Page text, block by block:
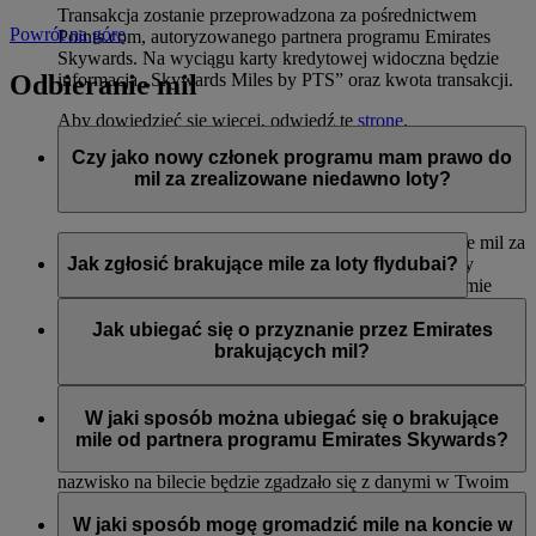
Transakcja zostanie przeprowadzona za pośrednictwem
Points.com, autoryzowanego partnera programu Emirates
Skywards. Na wyciągu karty kredytowej widoczna będzie
informacja „Skywards Miles by PTS” oraz kwota transakcji.
Aby dowiedzieć się więcej, odwiedź tę stronę.
Powrót na górę
Odbieranie mil
Czy jako nowy członek programu mam prawo do
mil za zrealizowane niedawno loty?
Tak, nowi członkowie mogą wnioskować o przyznanie mil za
loty liniami Emirates, flydubai oraz Qantas, które miały
miejsce do dwóch miesięcy przed rejestracją w programie
Emirates Skywards.
Jednak każda inna transakcja, np. loty z innymi liniami
zrealizowane przed rejestracją nie będą uprawniać do
przyznania lub pomnożenia mil.
Jak zgłosić brakujące mile za loty flydubai?
wniosek na stronie flydubai.com.
Jak ubiegać się o przyznanie przez Emirates
brakujących mil?
wniosek online. Mile można uzyskać tylko za kwalifikujące
się loty odbyte w ciągu sześciu miesięcy od daty podróży. Od
nazwisko na bilecie będzie zgadzało się z danymi w Twoim
W jaki sposób można ubiegać się o brakujące
mile od partnera programu Emirates Skywards?
zostało zasilone w ciągu trzech tygodni od daty transakcji.
W jaki sposób mogę gromadzić mile na koncie w